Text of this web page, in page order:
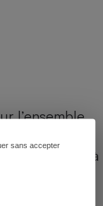
sans accepter
l’ensemble
de
comparés à